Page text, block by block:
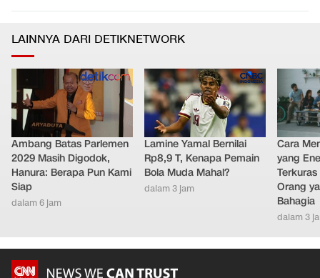
LAINNYA DARI DETIKNETWORK
Ambang Batas Parlemen
2029 Masih Digodok,
Hanura: Berapa Pun Kami
Siap
dalam 6 jam
Lamine Yamal Bernilai
Rp8,9 T, Kenapa Pemain
Bola Muda Mahal?
dalam 3 jam
Cara
yang
Orang
Bahagia
dalam 3